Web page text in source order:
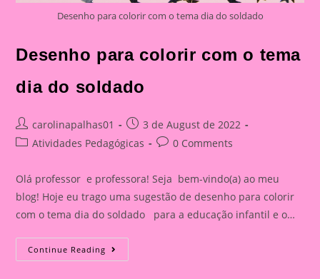
Desenho para colorir com o tema dia do soldado
Desenho para colorir com o tema
dia do soldado
Post
author:
carolinapalhas01
Post
published:
3 de August de 2022
PostAtividades Pedagógicas
Post0 Comments
Olá professor e professora! Seja bem-vindo(a) ao meu
blog! Hoje eu trago uma sugestão de desenho para colorir
com o tema dia do soldado para a educação infantil e o…
Continue Reading Desenho
Para